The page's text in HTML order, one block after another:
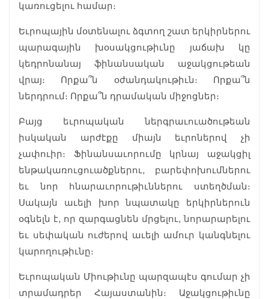
կառուցելու համար։
Եւրոպային մօտենալու ձգտող շատ երկիրներու
պարագային խօսակցութիւնը յաճախ կը
կեդրոնանայ ֆինանսական աջակցութեան
վրայ։ Որքա՞ն օժանդակութիւն։ Որքա՞ն
ներդրում։ Որքա՞ն դրամական միջոցներ։
Բայց եւրոպական ներգրաւուածութեան
իսկական արժէքը միայն եւրոներով չի
չափուիր։ Ֆինանսաւորումը կրնայ աջակցիլ
ենթակառուցուածքներու, բարեփոխումներու
եւ նոր հնարաւորութիւններու ստեղծման։
Սակայն աւելի խոր նպատակը երկիրներուն
օգնելն է, որ զարգացնեն մրցելու, նորարարելու
եւ սեփական ուժերով աւելի ամուր կանգնելու
կարողութիւնը։
Եւրոպական Միութիւնը պարզապէս գումար չի
տրամադրեր Հայաստանին։ Աջակցութիւնը